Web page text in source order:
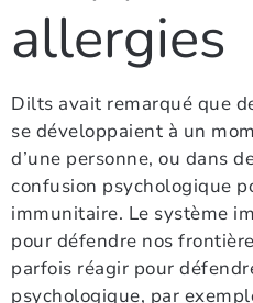
allergies
Dilts avait remarqué que
se développaient à un
d’une personne, ou dans
confusion psychologique
immunitaire. Le système
pour défendre nos
parfois réagir pour
psychologique, par